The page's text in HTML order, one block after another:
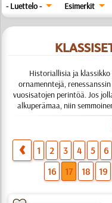
- Luettelo -
Esimerkit
Historiallisia ja
ornamenntejä,
vuosisatojen perintöä. Jos
alkuperämaa, niin
1 2 3 4 5 6
16
17 18 19